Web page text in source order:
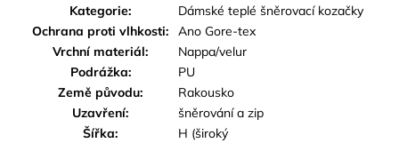
Kategorie:
Dámské teplé šněrovací kozačky
Ochrana proti vlhkosti:
Ano Gore-tex
Vrchní materiál:
Nappa/velur
Podrážka:
PU
Země původu:
Rakousko
Uzavření:
šněrování a zip
Šířka:
H (široký